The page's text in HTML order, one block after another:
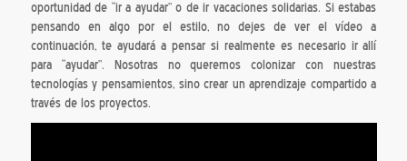
oportunidad de “ir a ayudar” o de ir vacaciones solidarias. Si estabas
pensando en algo por el estilo, no dejes de ver el vídeo a
continuación, te ayudará a pensar si realmente es necesario ir allí
para “ayudar”. Nosotras no queremos colonizar con nuestras
tecnologías y pensamientos, sino crear un aprendizaje compartido a
través de los proyectos.